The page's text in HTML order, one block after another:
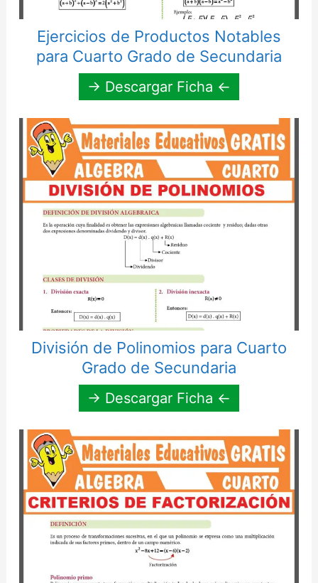
Ejercicios de Productos Notables
para Cuarto Grado de Secundaria
→ Descargar Ficha ←
División de Polinomios para Cuarto
Grado de Secundaria
→ Descargar Ficha ←